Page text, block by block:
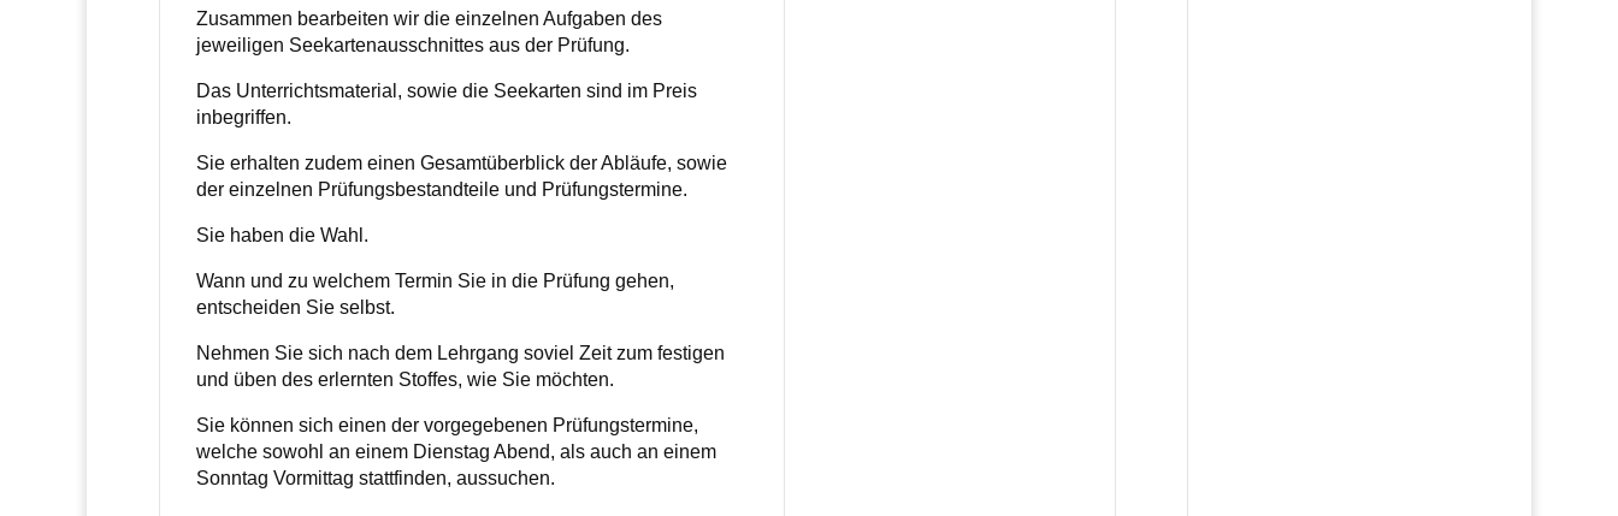
Zusammen bearbeiten wir die einzelnen Aufgaben des
jeweiligen Seekartenausschnittes aus der Prüfung.
Das Unterrichtsmaterial, sowie die Seekarten sind im Preis
inbegriffen.
Sie erhalten zudem einen Gesamtüberblick der Abläufe, sowie
der einzelnen Prüfungsbestandteile und Prüfungstermine.
Sie haben die Wahl.
Wann und zu welchem Termin Sie in die Prüfung gehen,
entscheiden Sie selbst.
Nehmen Sie sich nach dem Lehrgang soviel Zeit zum festigen
und üben des erlernten Stoffes, wie Sie möchten.
Sie können sich einen der vorgegebenen Prüfungstermine,
welche sowohl an einem Dienstag Abend, als auch an einem
Sonntag Vormittag stattfinden, aussuchen.